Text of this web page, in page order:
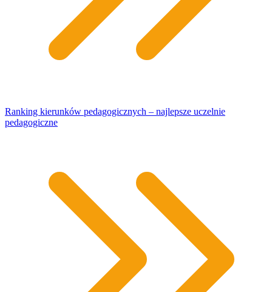
Ranking kierunków pedagogicznych – najlepsze uczelnie
pedagogiczne